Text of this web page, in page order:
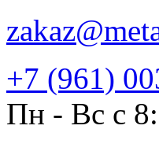
+7 (961)
Пн - Вс с